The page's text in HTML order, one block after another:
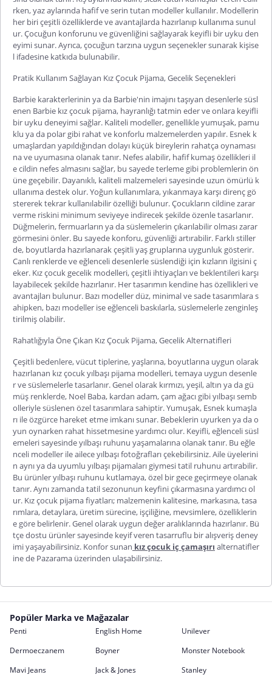
rken, yaz aylarında hafif ve serin tutan modeller kullanılır. Modellerin
her biri çeşitli özelliklerde ve avantajlarda hazırlanıp kullanıma sunul
ur. Çocuğun konforunu ve güvenliğini sağlayarak keyifli bir uyku den
eyimi sunar. Ayrıca, çocuğun tarzına uygun seçenekler sunarak kişise
l ifadesine katkıda bulunabilir.
Pratik Kullanım Sağlayan Kız Çocuk Pijama, Gecelik Seçenekleri
Barbie karakterlerinin ya da Barbie'nin imajını taşıyan desenlerle süsl
enen Barbie kız çocuk pijama, hayranlığı tatmin eder ve onlara keyifli
bir uyku deneyimi sağlar. Kaliteli modeller, genellikle yumuşak, pamu
klu ya da polar gibi rahat ve konforlu malzemelerden yapılır. Esnek k
umaşlardan yapıldığından dolayı küçük bireylerin rahatça oynaması
na ve uyumasına olanak tanır. Nefes alabilir, hafif kumaş özellikleri il
e cildin nefes almasını sağlar, bu sayede terleme gibi problemlerin ön
üne geçebilir. Dayanıklı, kaliteli malzemeleri sayesinde uzun ömürlü k
ullanıma destek olur. Yoğun kullanımlara, yıkanmaya karşı direnç gö
stererek tekrar kullanılabilir özelliği bulunur. Çocukların cildine zarar
verme riskini minimum seviyeye indirecek şekilde özenle tasarlanır.
Düğmelerin, fermuarların ya da süslemelerin çıkarılabilir olması zarar
görmesini önler. Bu sayede konforu, güvenliği artırabilir. Farklı stiller
de, boyutlarda hazırlanarak çeşitli yaş gruplarına uygunluk gösterir.
Canlı renklerde ve eğlenceli desenlerle süslendiği için kızların ilgisini ç
eker. Kız çocuk gecelik modelleri, çeşitli ihtiyaçları ve beklentileri karşı
layabilecek şekilde hazırlanır. Her tasarımın kendine has özellikleri ve
avantajları bulunur. Bazı modeller düz, minimal ve sade tasarımlara s
ahipken, bazı modeller ise eğlenceli baskılarla, süslemelerle zenginleş
tirilmiş olabilir.
Rahatlığıyla Öne Çıkan Kız Çocuk Pijama, Gecelik Alternatifleri
Çeşitli bedenlere, vücut tiplerine, yaşlarına, boyutlarına uygun olarak
hazırlanan kız çocuk yılbaşı pijama modelleri, temaya uygun desenle
r ve süslemelerle tasarlanır. Genel olarak kırmızı, yeşil, altın ya da gü
müş renklerde, Noel Baba, kardan adam, çam ağacı gibi yılbaşı semb
olleriyle süslenen özel tasarımlara sahiptir. Yumuşak, Esnek kumaşla
rı ile özgürce hareket etme imkanı sunar. Bebeklerin uyurken ya da o
yun oynarken rahat hissetmesine yardımcı olur. Keyifli, eğlenceli süsl
emeleri sayesinde yılbaşı ruhunu yaşamalarına olanak tanır. Bu eğle
nceli modeller ile ailece yılbaşı fotoğrafları çekebilirsiniz. Aile üyelerini
n aynı ya da uyumlu yılbaşı pijamaları giymesi tatil ruhunu artırabilir.
Bu ürünler yılbaşı ruhunu kutlamaya, özel bir gece geçirmeye olanak
tanır. Aynı zamanda tatil sezonunun keyfini çıkarmasına yardımcı ol
ur. Kız çocuk pijama fiyatları; malzemenin kalitesine, markasına, tasa
rımlara, detaylara, üretim sürecine, işçiliğine, mevsimlere, özelliklerin
e göre belirlenir. Genel olarak uygun değer aralıklarında hazırlanır. Bü
tçe dostu ürünler sayesinde keyif veren tasarruflu bir alışveriş deney
imi yaşayabilirsiniz. Konfor sunan kız çocuk iç çamaşırı alternatifler
ine de Pazarama üzerinden ulaşabilirsiniz.
Popüler Marka ve Mağazalar
Penti English Home
Unilever
Dermoeczanem
Boyner
Monster Notebook
Mavi Jeans
Jack & Jones
Stanley